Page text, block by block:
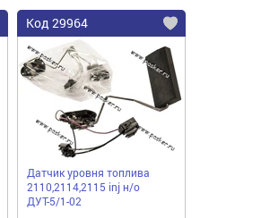
Код 29964
Датчик уровня топлива
2110,2114,2115 inj н/о
ДУТ-5/1-02